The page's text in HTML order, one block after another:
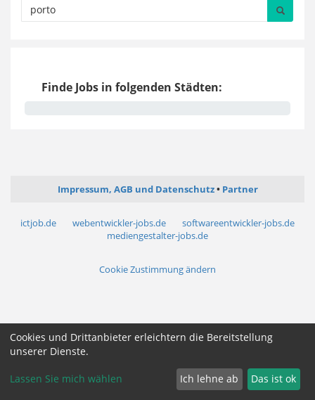
Finde Jobs in folgenden Städten:
Impressum, AGB und Datenschutz Partner
ictjob.de webentwickler-jobs.de
softwareentwickler-jobs.de
mediengestalter-jobs.de
Cookie Zustimmung ändern
Cookies und Drittanbieter erleichtern die Bereitstellung
unserer Dienste.
Lassen Sie mich wählen Ich lehne ab Das ist ok